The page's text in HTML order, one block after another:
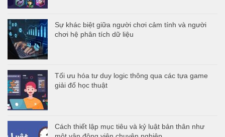
Sự khác biệt giữa người chơi cảm tính và người
chơi hệ phân tích dữ liệu
Tối ưu hóa tư duy logic thông qua các tựa game
giải đố học thuật
Cách thiết lập mục tiêu và kỷ luật bản thân như